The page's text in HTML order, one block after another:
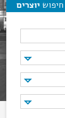
חיפוש יוצרים